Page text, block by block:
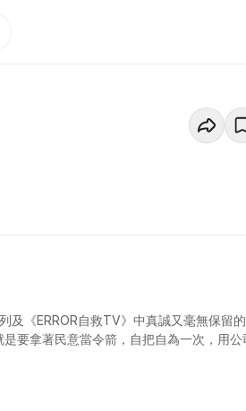
及《ERROR自救TV》中真誠又毫無保留
要拿著民意當令箭，自把自為一次，用公